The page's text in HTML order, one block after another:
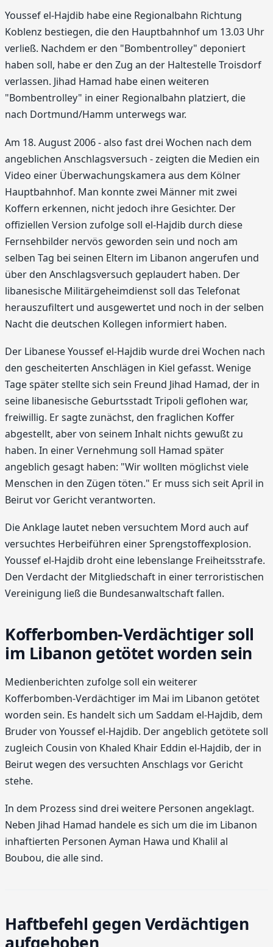
Youssef el-Hajdib habe eine Regionalbahn Richtung
Koblenz bestiegen, die den Hauptbahnhof um 13.03 Uhr
verließ. Nachdem er den "Bombentrolley" deponiert
haben soll, habe er den Zug an der Haltestelle Troisdorf
verlassen. Jihad Hamad habe einen weiteren
"Bombentrolley" in einer Regionalbahn platziert, die
nach Dortmund/Hamm unterwegs war.
Am 18. August 2006 - also fast drei Wochen nach dem
angeblichen Anschlagsversuch - zeigten die Medien ein
Video einer Überwachungskamera aus dem Kölner
Hauptbahnhof. Man konnte zwei Männer mit zwei
Koffern erkennen, nicht jedoch ihre Gesichter. Der
offiziellen Version zufolge soll el-Hajdib durch diese
Fernsehbilder nervös geworden sein und noch am
selben Tag bei seinen Eltern im Libanon angerufen und
über den Anschlagsversuch geplaudert haben. Der
libanesische Militärgeheimdienst soll das Telefonat
herauszufiltert und ausgewertet und noch in der selben
Nacht die deutschen Kollegen informiert haben.
Der Libanese Youssef el-Hajdib wurde drei Wochen nach
den gescheiterten Anschlägen in Kiel gefasst. Wenige
Tage später stellte sich sein Freund Jihad Hamad, der in
seine libanesische Geburtsstadt Tripoli geflohen war,
freiwillig. Er sagte zunächst, den fraglichen Koffer
abgestellt, aber von seinem Inhalt nichts gewußt zu
haben. In einer Vernehmung soll Hamad später
angeblich gesagt haben: "Wir wollten möglichst viele
Menschen in den Zügen töten." Er muss sich seit April in
Beirut vor Gericht verantworten.
Die Anklage lautet neben versuchtem Mord auch auf
versuchtes Herbeiführen einer Sprengstoffexplosion.
Youssef el-Hajdib droht eine lebenslange Freiheitsstrafe.
Den Verdacht der Mitgliedschaft in einer terroristischen
Vereinigung ließ die Bundesanwaltschaft fallen.
Kofferbomben-Verdächtiger soll
im Libanon getötet worden sein
Medienberichten zufolge soll ein weiterer
Kofferbomben-Verdächtiger im Mai im Libanon getötet
worden sein. Es handelt sich um Saddam el-Hajdib, dem
Bruder von Youssef el-Hajdib. Der angeblich getötete soll
zugleich Cousin von Khaled Khair Eddin el-Hajdib, der in
Beirut wegen des versuchten Anschlags vor Gericht
stehe.
In dem Prozess sind drei weitere Personen angeklagt.
Neben Jihad Hamad handele es sich um die im Libanon
inhaftierten Personen Ayman Hawa und Khalil al
Boubou, die alle sind.
Haftbefehl gegen Verdächtigen